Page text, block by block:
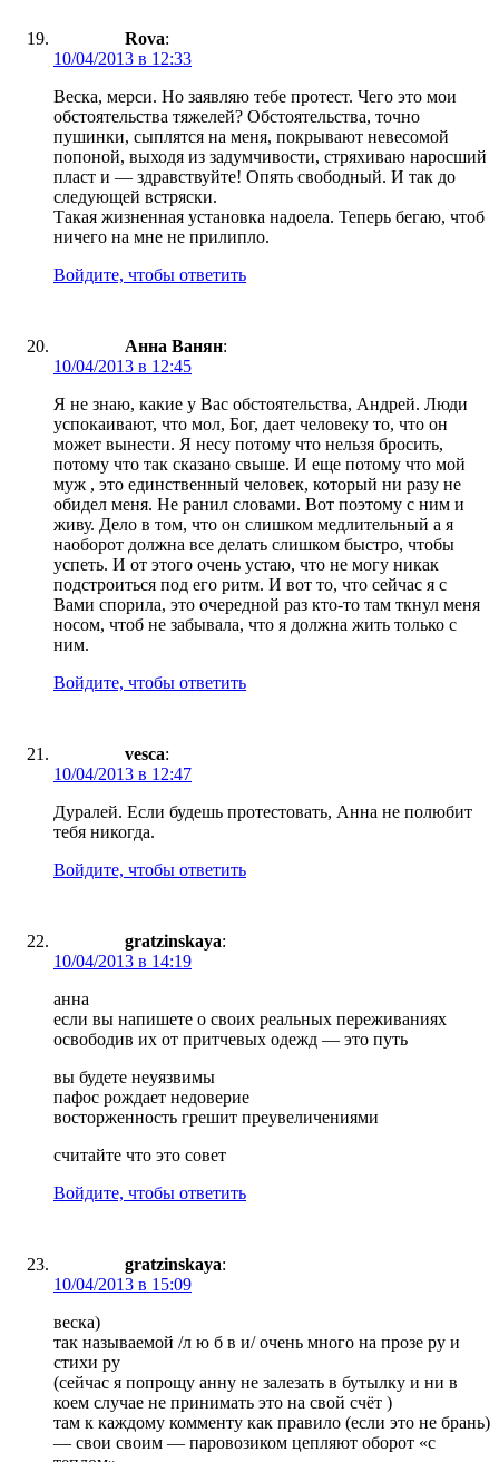
Rova:
10/04/2013 в 12:33
Веска, мерси. Но заявляю тебе протест. Чего это мои
обстоятельства тяжелей? Обстоятельства, точно
пушинки, сыплятся на меня, покрывают невесомой
попоной, выходя из задумчивости, стряхиваю наросший
пласт и — здравствуйте! Опять свободный. И так до
следующей встряски.
Такая жизненная установка надоела. Теперь бегаю, чтоб
ничего на мне не прилипло.
Войдите, чтобы ответить
Анна Ванян:
10/04/2013 в 12:45
Я не знаю, какие у Вас обстоятельства, Андрей. Люди
успокаивают, что мол, Бог, дает человеку то, что он
может вынести. Я несу потому что нельзя бросить,
потому что так сказано свыше. И еще потому что мой
муж , это единственный человек, который ни разу не
обидел меня. Не ранил словами. Вот поэтому с ним и
живу. Дело в том, что он слишком медлительный а я
наоборот должна все делать слишком быстро, чтобы
успеть. И от этого очень устаю, что не могу никак
подстроиться под его ритм. И вот то, что сейчас я с
Вами спорила, это очередной раз кто-то там ткнул меня
носом, чтоб не забывала, что я должна жить только с
ним.
Войдите, чтобы ответить
vesca:
10/04/2013 в 12:47
Дуралей. Если будешь протестовать, Анна не полюбит
тебя никогда.
Войдите, чтобы ответить
gratzinskaya:
10/04/2013 в 14:19
анна
если вы напишете о своих реальных переживаниях
освободив их от притчевых одежд — это путь
вы будете неуязвимы
пафос рождает недоверие
восторженность грешит преувеличениями
считайте что это совет
Войдите, чтобы ответить
gratzinskaya:
10/04/2013 в 15:09
веска)
так называемой /л ю б в и/ очень много на прозе ру и
стихи ру
(сейчас я попрощу анну не залезать в бутылку и ни в
коем случае не принимать это на свой счёт )
там к каждому комменту как правило (если это не брань)
— свои своим — паровозиком цепляют оборот «с